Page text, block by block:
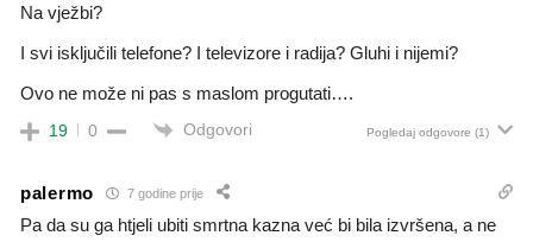
Na vježbi?
I svi isključili telefone? I televizore i radija? Gluhi i nijemi?
Ovo ne može ni pas s maslom progutati….
19 0 Odgovori Pogledaj odgovore (1)
palermo 7 godine prije
Pa da su ga htjeli ubiti smrtna kazna već bi bila izvršena, a ne